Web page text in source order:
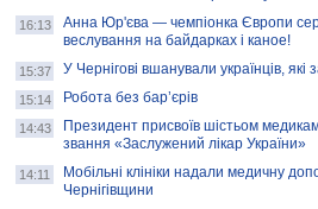
школа", спрямований на розвиток
підприємництва у Чернігівській області
Золота тварина: видання Forbes
написало про чернігівця Патрона: хто і
скільки на ньому заробляє? І куди
витрачають?
16:13
Анна Юр'єва — чемпіонка Європи
веслування на байдарках і каное!
15:37 У Чернігові вшанували українців, які
15:14 Робота без бар’єрів
14:43
Президент присвоїв шістьом
звання «Заслужений лікар України»
14:11
Мобільні клініки надали медичну
Чернігівщини